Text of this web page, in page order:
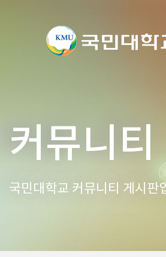
커뮤니티
국민대학교 커뮤니티 게시판